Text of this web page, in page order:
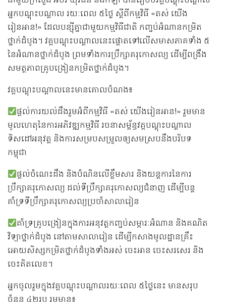
អ្នកបណ្ដុះបណ្ដាល រយៈពេល ៥ថ្ងៃ ស្តីពីកម្មវិធី «តស់ យើង
រៀនអាន!» ដែលបន្ស៊ីគ្នាជាមួយកម្មវិធីជាតិ កញ្ចប់អំណានកម្រិត
ថ្នាក់ដំបូង។ វគ្គបណ្ដុះបណ្ដាលនេះផ្ដោតទៅលើសមាសភាគទាំង ៥
នៃអំណានថ្នាក់ដំបូង ព្រមទាំងការប្រឹក្សាគរុកោសល្យ ដើម្បីពង្រឹង
សមត្ថភាពគ្រូបង្រៀនកម្រិតថ្នាក់ដំបូង។
វគ្គបណ្ដុះបណ្ដាលនេះមានគោលបំណង៖
ផ្តល់ការយល់ដឹងរួមអំពីកម្មវិធី «តស់ យើងរៀនអាន!» រួមមាន
មូលហេតុនៃការអភិវឌ្ឍកម្មវិធី រចនាសម្ព័ន្ធវគ្គបណ្ដុះបណ្ដាល
ទិសដៅអនុវត្ត និងការសម្របសម្រួលឲ្យសមស្របនឹងបរិបទ
កម្ពុជា
ផ្ដល់ចំណេះដឹង និងបំណិនលើខ្លឹមសារ និងយន្តការនៃការ
ប្រឹក្សាគរុកោសល្យ ដល់ទីប្រឹក្សាគរុកោសល្យជំនាញ ដើម្បីបន្ត
គាំទ្រទីប្រឹក្សាគរុកោសល្យប្រចាំសាលារៀន
គាំទ្រគ្រូបង្រៀនក្នុងការអនុវត្តកញ្ចប់សម្ភារៈអំណាន និងគណិត
វិទ្យាថ្នាក់ដំបូង នៅតាមសាលារៀន ដើម្បីកសាងមូលដ្ឋានគ្រឹះ
អោយសិស្សកម្រិតថ្នាក់ដំបូងទាំងអស់ ចេះអាន ចេះសរសេរ និង
ចេះគិតលេខ។
អ្នកចូលរួមក្នុងវគ្គបណ្ដុះបណ្ដាលរយៈពេល ៥ថ្ងៃនេះ មានសរុប
ចំនួន ៤២រូប រួមមាន៖